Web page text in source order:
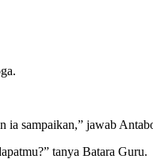
ia sampaikan,” jawab
tanya Batara Guru.